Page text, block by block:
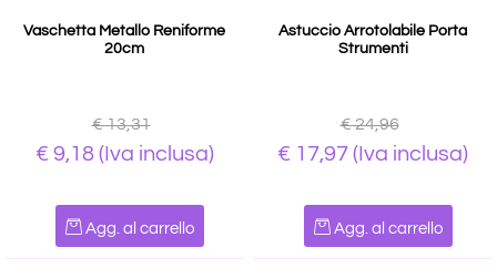
Vaschetta Metallo Reniforme
20cm
€ 13,31
€ 9,18(Iva inclusa)
Agg. al carrello
Astuccio Arrotolabile Porta
Strumenti
€ 24,96
€ 17,97 (Iva inclusa)
Agg. al carrello